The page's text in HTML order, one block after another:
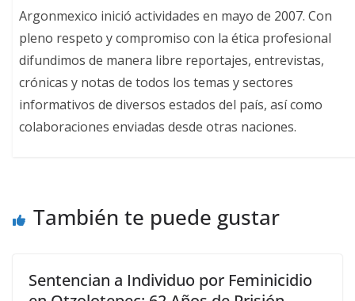
Argonmexico inició actividades en mayo de 2007. Con
pleno respeto y compromiso con la ética profesional
difundimos de manera libre reportajes, entrevistas,
crónicas y notas de todos los temas y sectores
informativos de diversos estados del país, así como
colaboraciones enviadas desde otras naciones.
También te puede gustar
Sentencian a Individuo por Feminicidio